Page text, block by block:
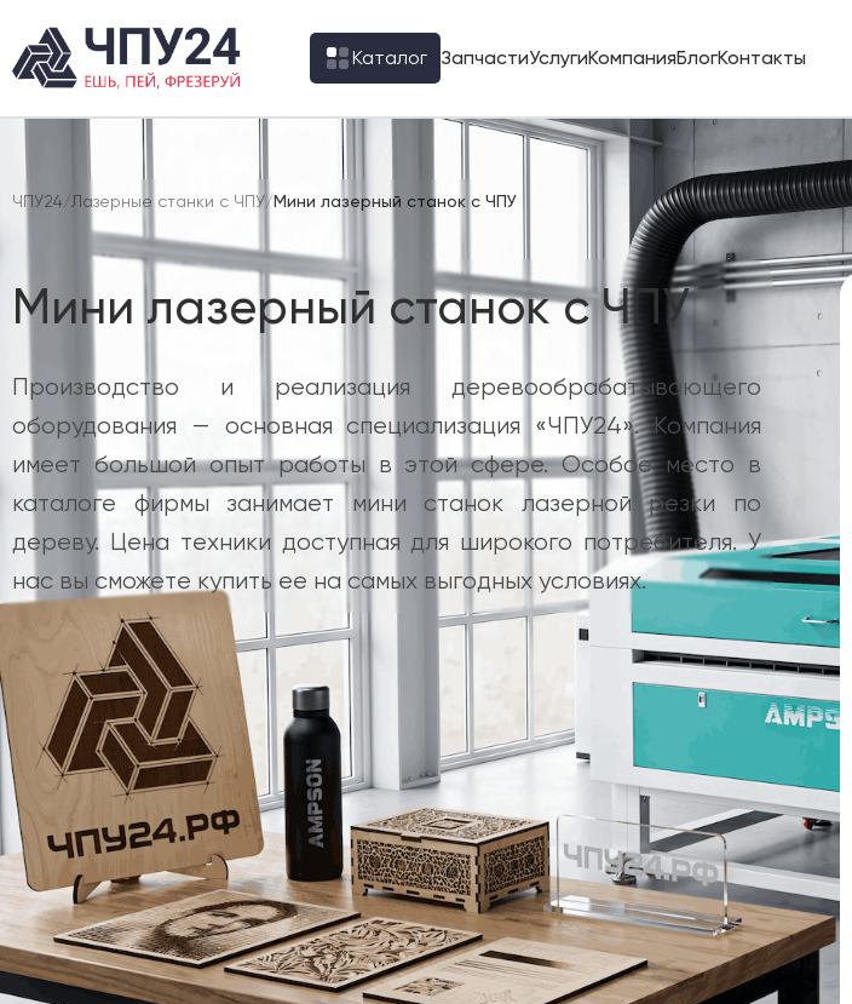
Каталог ЗапчастиУслугиКомпанияБлогКонтакты
ЧПУ24/Лазерные станки с ЧПУ/Мини лазерный станок с ЧПУ
Мини лазерный станок с ЧПУ
Производство и реализация деревообрабатывающего
оборудования — основная специализация «ЧПУ24». Компания
имеет большой опыт работы в этой сфере. Особое место в
каталоге фирмы занимает мини станок лазерной резки по
дереву. Цена техники доступная для широкого потребителя. У
нас вы сможете купить ее на самых выгодных условиях.